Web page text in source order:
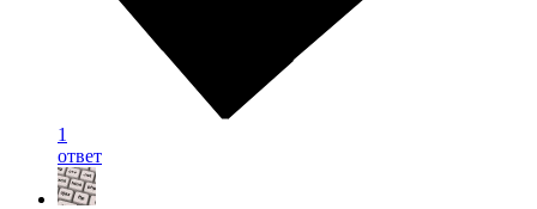
1
ответ